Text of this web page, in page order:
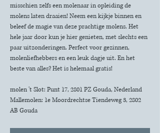
misschien zelfs een molenaar in opleiding de
molens laten draaien! Neem een kijkje binnen en
beleef de magie van deze prachtige molens. Het
hele jaar door kun je hier genieten, met slechts een
paar uitzonderingen. Perfect voor gezinnen,
molenliefhebbers en een leuk dagje uit. En het
beste van alles? Het is helemaal gratis!
molen 't Slot: Punt 17, 2801 PZ Gouda, Nederland
Mallemolen: 1e Moordrechtse Tiendeweg 3, 2802
AB Gouda